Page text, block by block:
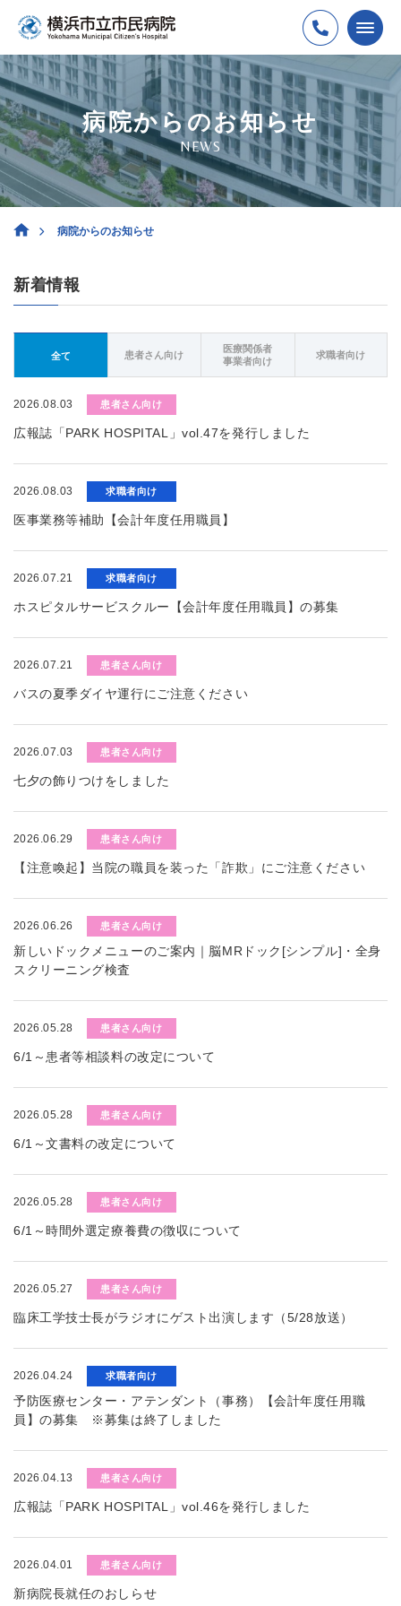
病院からのお知らせ
NEWS
病院からのお知らせ
新着情報
全て 患者さん向け
医療関係者
事業者向け
求職者向け
2026.08.03 患者さん向け
広報誌「PARK HOSPITAL」vol.47を発行しました
2026.08.03 求職者向け
医事業務等補助【会計年度任用職員】
2026.07.21 求職者向け
ホスピタルサービスクルー【会計年度任用職員】の募集
2026.07.21 患者さん向け
バスの夏季ダイヤ運行にご注意ください
2026.07.03 患者さん向け
七夕の飾りつけをしました
2026.06.29 患者さん向け
【注意喚起】当院の職員を装った「詐欺」にご注意ください
2026.06.26 患者さん向け
新しいドックメニューのご案内｜脳MRドック[シンプル]・全身
スクリーニング検査
2026.05.28 患者さん向け
6/1～患者等相談料の改定について
2026.05.28 患者さん向け
6/1～文書料の改定について
2026.05.28 患者さん向け
6/1～時間外選定療養費の徴収について
2026.05.27 患者さん向け
臨床工学技士長がラジオにゲスト出演します（5/28放送）
2026.04.24 求職者向け
予防医療センター・アテンダント（事務）【会計年度任用職
員】の募集 ※募集は終了しました
2026.04.13 患者さん向け
広報誌「PARK HOSPITAL」vol.46を発行しました
2026.04.01 患者さん向け
新病院長就任のおしらせ